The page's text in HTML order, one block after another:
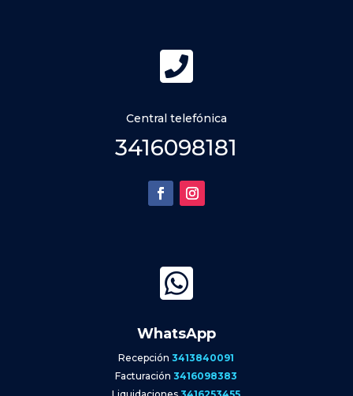

Central telefónica
3416098181

WhatsApp
Recepción3413840091
Facturación3416098383